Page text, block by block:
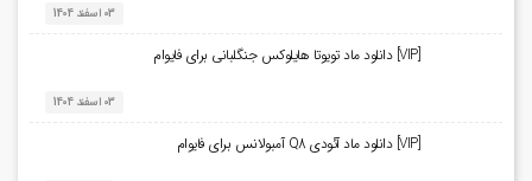
03 اسفند 1404
[VIP] دانلود ماد تویوتا هایلوکس جنگلبانی برای فایوام
03 اسفند 1404
[VIP] دانلود ماد آئودی Q8 آمبولانس برای فایوام